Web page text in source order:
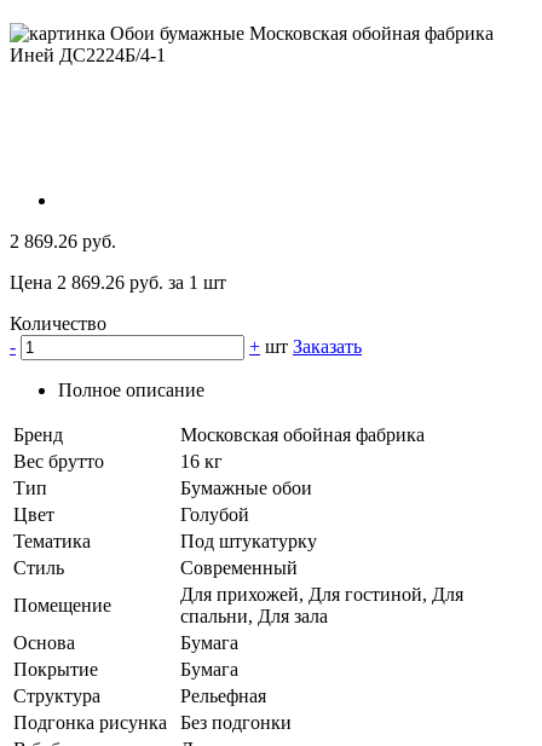
2 869.26 руб.
Цена 2 869.26 руб. за 1 шт
Количество
-
+ шт Заказать
Полное описание
Бренд
Московская обойная фабрика
Вес брутто
16 кг
Тип
Бумажные обои
Цвет
Голубой
Тематика
Под штукатурку
Стиль
Современный
Помещение
Для прихожей, Для гостиной, Для
спальни, Для зала
Основа
Бумага
Покрытие
Бумага
Структура
Рельефная
Подгонка рисунка
Без подгонки